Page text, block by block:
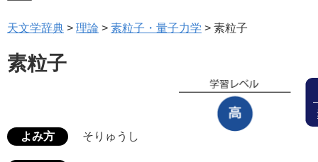
天文学辞典 > 理論 > 素粒子・量子力学 > 素粒子
素粒子
よみ方 そりゅうし